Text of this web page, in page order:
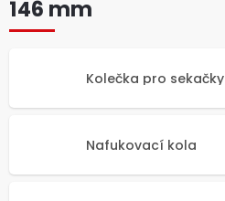
146 mm
Kolečka pro sekačky
Nafukovací kola